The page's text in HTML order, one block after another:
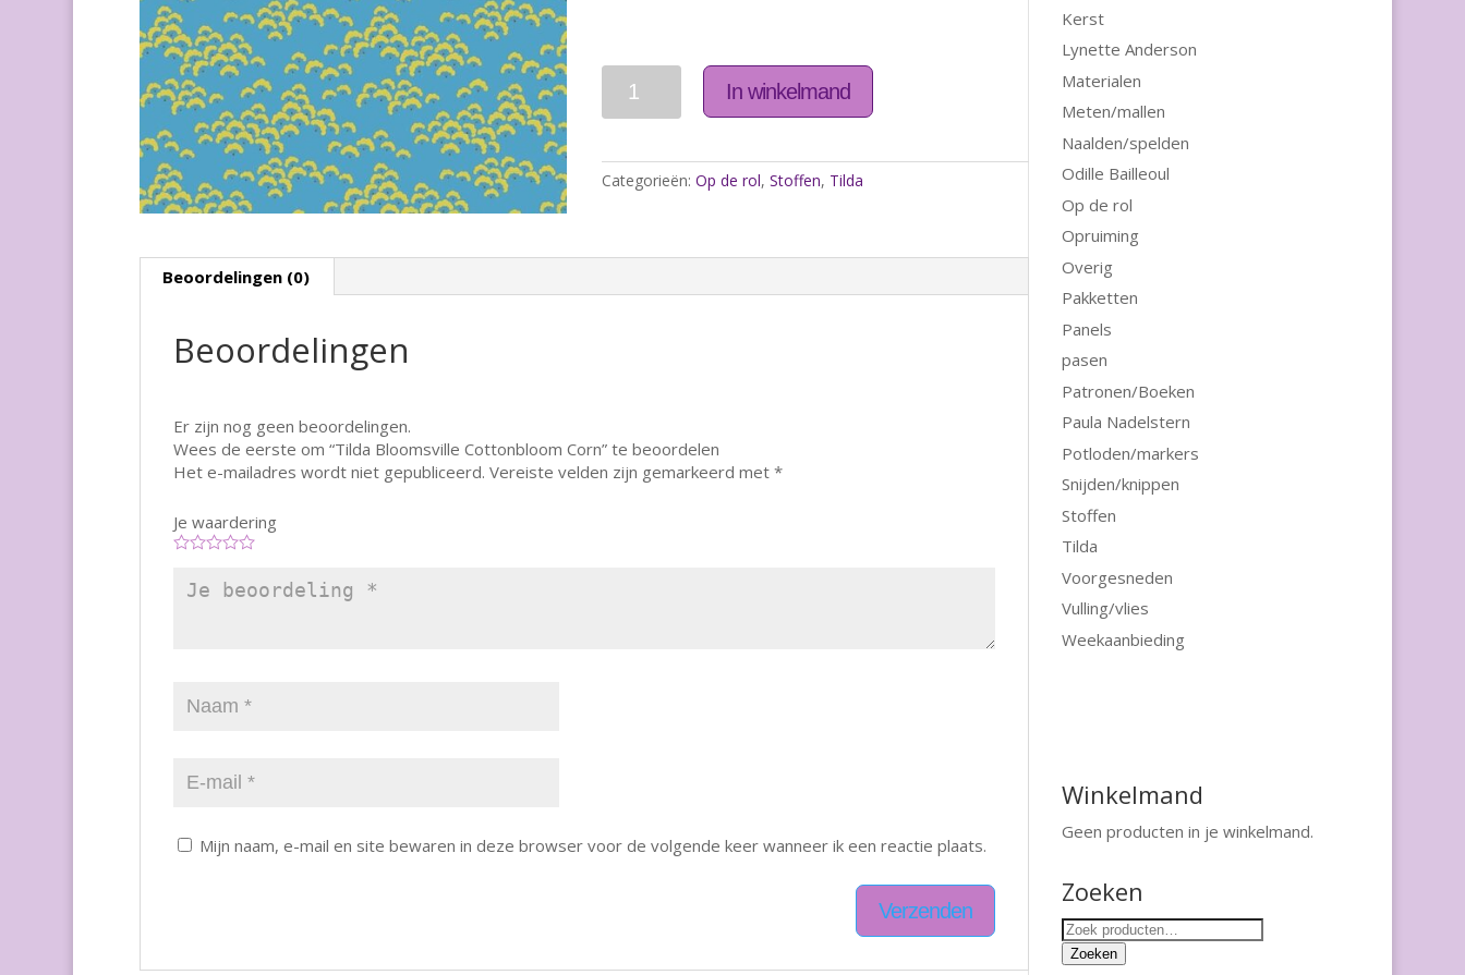
Aantal
In winkelmand
Categorieën:Op de rol,Stoffen, Tilda
Beoordelingen (0)
Beoordelingen
Er zijn nog geen beoordelingen.
Wees de eerste om “Tilda Bloomsville Cottonbloom Corn” te beoordelen
Het e-mailadres wordt niet gepubliceerd. Vereiste velden zijn gemarkeerd met *
Je waardering
Mijn naam, e-mail en site bewaren in deze browser voor de volgende keer wanneer ik een reactie plaats.
Kerst
Lynette Anderson
Materialen
Meten/mallen
Naalden/spelden
Odille Bailleoul
Op de rol
Opruiming
Overig
Pakketten
Panels
pasen
Patronen/Boeken
Paula Nadelstern
Potloden/markers
Snijden/knippen
Stoffen
Tilda
Voorgesneden
Vulling/vlies
Weekaanbieding
Winkelmand
Geen producten in je winkelmand.
Zoeken
Zoeken
naar:
Zoeken